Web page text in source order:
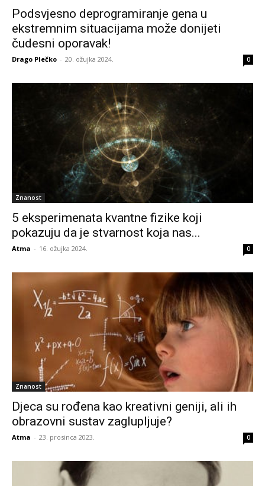
Podsvjesno deprogramiranje gena u
ekstremnim situacijama može donijeti
čudesni oporavak!
Drago Plečko - 20. ožujka 2024. 0
Znanost
5 eksperimenata kvantne fizike koji
pokazuju da je stvarnost koja nas...
Atma - 16. ožujka 2024. 0
Znanost
Djeca su rođena kao kreativni geniji, ali ih
obrazovni sustav zaglupljuje?
Atma - 23. prosinca 2023. 0